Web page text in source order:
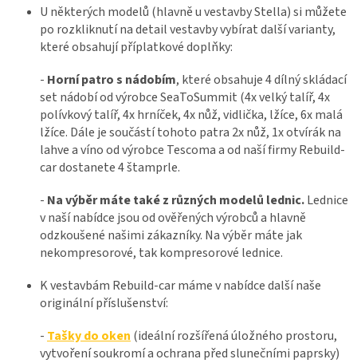
U některých modelů (hlavně u vestavby Stella) si můžete
po rozkliknutí na detail vestavby vybírat další varianty,
které obsahují příplatkové doplňky:
- Horní patro s nádobím, které obsahuje 4 dílný skládací
set nádobí od výrobce SeaToSummit (4x velký talíř, 4x
polívkový talíř, 4x hrníček, 4x nůž, vidlička, lžíce, 6x malá
lžíce. Dále je součástí tohoto patra 2x nůž, 1x otvírák na
lahve a víno od výrobce Tescoma a od naší firmy Rebuild-
car dostanete 4 štamprle.
- Na výběr máte také z různých modelů lednic.Lednice
v naší nabídce jsou od ověřených výrobců a hlavně
odzkoušené našimi zákazníky. Na výběr máte jak
nekompresorové, tak kompresorové lednice.
K vestavbám Rebuild-car máme v nabídce další naše
originální příslušenství:
- Tašky do oken (ideální rozšířená úložného prostoru,
vytvoření soukromí a ochrana před slunečními paprsky)